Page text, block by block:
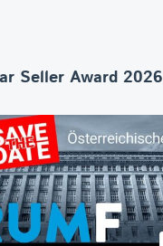
Seller Award 2026